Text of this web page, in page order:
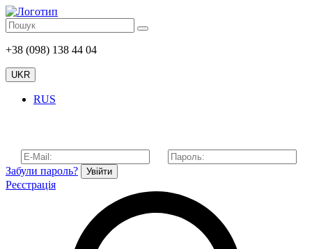
+38 (098) 138 44 04
UKR
RUS
Забули пароль? Увійти
Реєстрація